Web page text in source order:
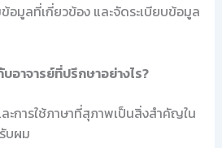
อมูลที่เกี่ยวข้อง และจัดระเบียบข้อมูล
อาจารย์ที่ปรึกษาอย่างไร?
ะการใช้ภาษาที่สุภาพเป็นสิ่งสำคัญใน
บผม